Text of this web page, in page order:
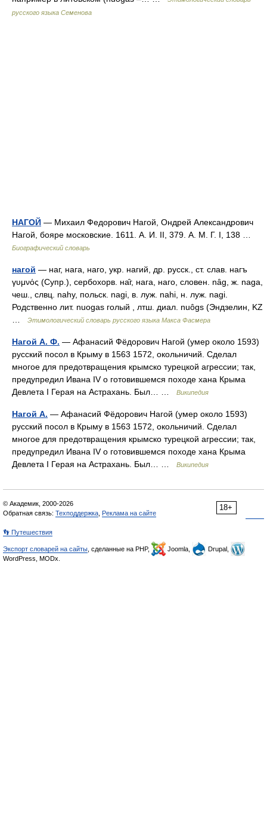
русского языка Семенова
НАГОЙ — Михаил Федорович Нагой, Ондрей Александрович
Нагой, бояре московские. 1611. А. И. II, 379. А. М. Г. I, 138 …
Биографический словарь
нагой — наг, нага, наго, укр. нагий, др. русск., ст. слав. нагъ
γυμνός (Супр.), сербохорв. на̑г, нага, наго, словен. nȃg, ж. naga,
чеш., слвц. nahy, польск. nagi, в. луж. nahi, н. луж. nagi.
Родственно лит. nuogas голый , лтш. диал. nuôgs (Эндзелин, KZ
Этимологический словарь русского языка Макса Фасмера
Нагой А. Ф. — Афанасий Фёдорович Нагой (умер около 1593)
русский посол в Крыму в 1563 1572, окольничий. Сделал
многое для предотвращения крымско турецкой агрессии; так,
предупредил Ивана IV о готовившемся походе хана Крыма
Девлета I Герая на Астрахань. Был… …
Википедия
Нагой А. — Афанасий Фёдорович Нагой (умер около 1593)
русский посол в Крыму в 1563 1572, окольничий. Сделал
многое для предотвращения крымско турецкой агрессии; так,
предупредил Ивана IV о готовившемся походе хана Крыма
Девлета I Герая на Астрахань. Был… …
Википедия
18+
© Академик, 2000-2026
Обратная связь: Техподдержка Реклама на сайте
👣 Путешествия
Экспорт словарей на сайты , сделанные на PHP, Joomla,
Drupal,
WordPress, MODx.